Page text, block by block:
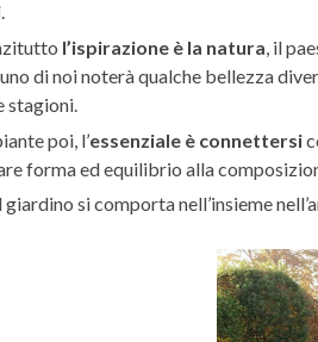
.
l’ispirazione è la natura, il
di noi noterà qualche bellezza
stagioni.
poi, l’essenziale è connettersi
forma ed equilibrio alla
giardino si comporta nell’insieme